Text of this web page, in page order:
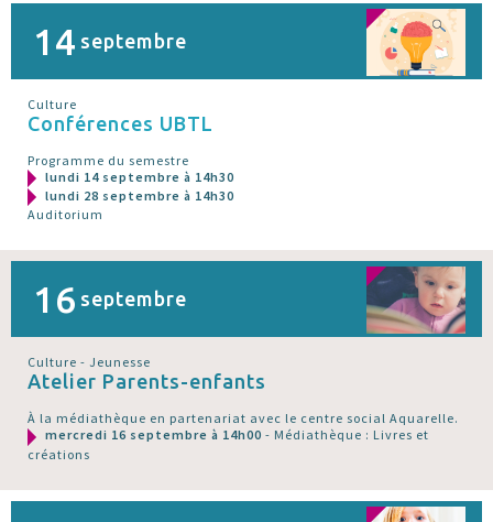
14 septembre
Culture
Conférences UBTL
Programme du semestre
lundi 14 septembre à 14h30
lundi 28 septembre à 14h30
Auditorium
16 septembre
Culture - Jeunesse
Atelier Parents-enfants
À la médiathèque en partenariat avec le centre social Aquarelle.
mercredi 16 septembre à 14h00 - Médiathèque : Livres et
créations